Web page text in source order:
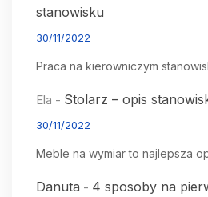
stanowisku
30/11/2022
Praca na kierowniczym
Ela - Stolarz – opis
30/11/2022
Meble na wymiar to najlepsza
Danuta - 4 sposoby na